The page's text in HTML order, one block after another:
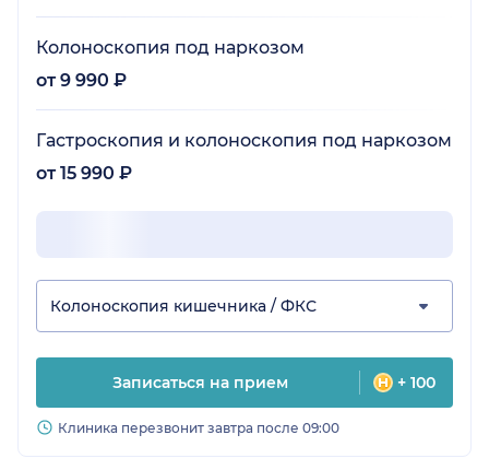
Колоноскопия под наркозом
от 9 990 ₽
Гастроскопия и колоноскопия под наркозом
от 15 990 ₽
Колоноскопия кишечника / ФКС
Записаться на прием + 100
Клиника перезвонит завтра после 09:00